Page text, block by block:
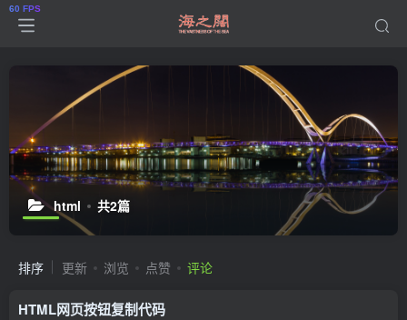
html 共2篇
排序 更新 浏览 点赞 评论
HTML网页按钮复制代码